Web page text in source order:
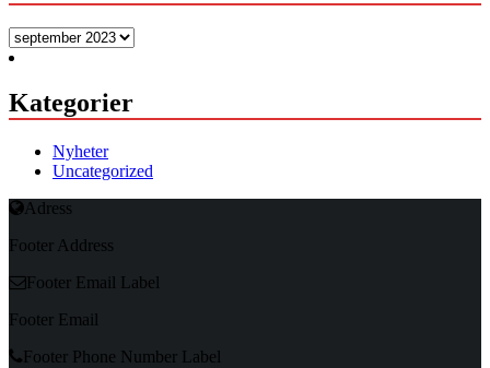
Arkiv
Kategorier
Nyheter
Uncategorized
Adress
Footer Address
Footer Email Label
Footer Email
Footer Phone Number Label